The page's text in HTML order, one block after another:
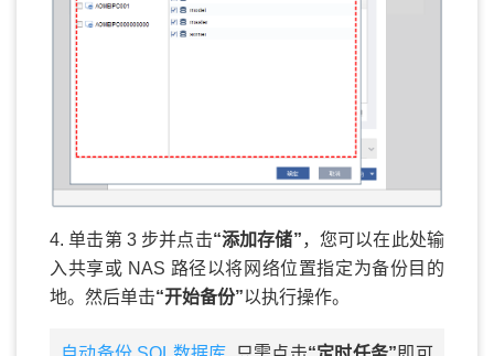
4. 单击第 3 步并点击“添加存储”，您可以在此处输
入共享或 NAS 路径以将网络位置指定为备份目的
地。然后单击“开始备份”以执行操作。